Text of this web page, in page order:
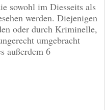
sowohl im Diesseits als
werden. Diejenigen
oder durch Kriminelle,
umgebracht
außerdem 6